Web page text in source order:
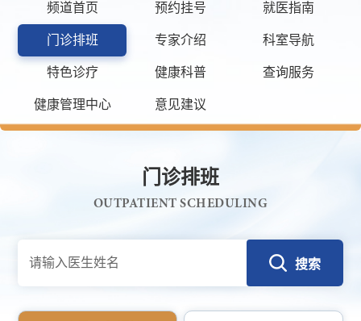
频道首页 预约挂号 就医指南
门诊排班 专家介绍 科室导航
特色诊疗 健康科普 查询服务
健康管理中心 意见建议
门诊排班
OUTPATIENT SCHEDULING
搜索